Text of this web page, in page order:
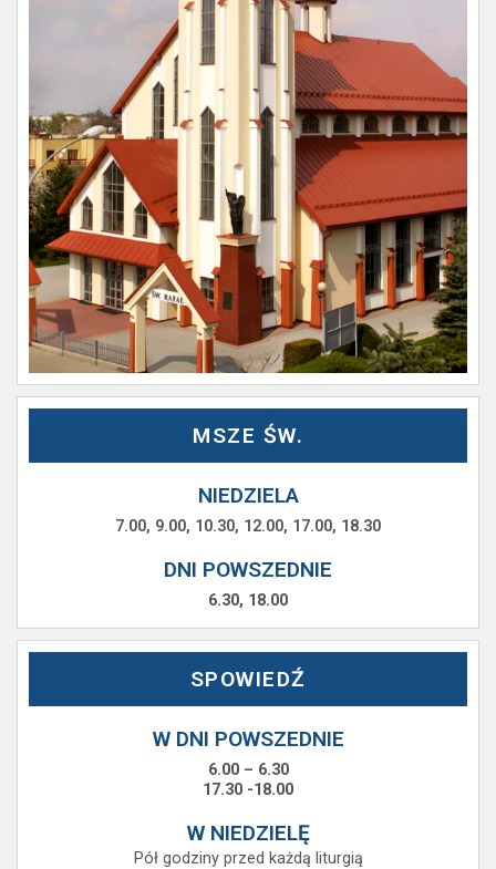
MSZE ŚW.
NIEDZIELA
7.00, 9.00, 10.30, 12.00, 17.00, 18.30
DNI POWSZEDNIE
6.30, 18.00
SPOWIEDŹ
W DNI POWSZEDNIE
6.00 – 6.30
17.30 -18.00
W NIEDZIELĘ
Pół godziny przed każdą liturgią